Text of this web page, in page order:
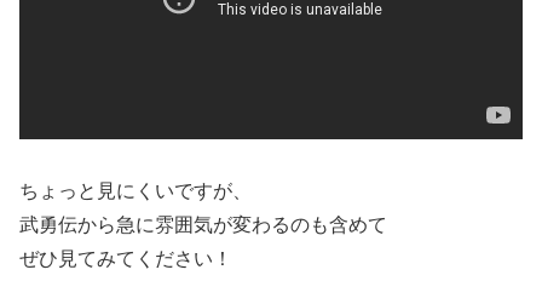
ちょっと見にくいですが、
武勇伝から急に雰囲気が変わるのも含めて
ぜひ見てみてください！